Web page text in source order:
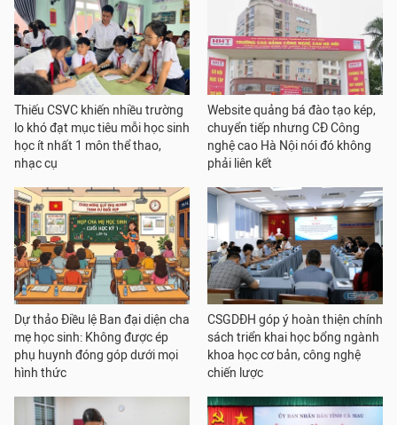
Thiếu CSVC khiến nhiều trường
lo khó đạt mục tiêu mỗi học sinh
học ít nhất 1 môn thể thao,
nhạc cụ
Website quảng bá đào tạo kép,
chuyển tiếp nhưng CĐ Công
nghệ cao Hà Nội nói đó không
phải liên kết
Dự thảo Điều lệ Ban đại diện cha
mẹ học sinh: Không được ép
phụ huynh đóng góp dưới mọi
hình thức
CSGDĐH góp ý hoàn thiện chính
sách triển khai học bổng ngành
khoa học cơ bản, công nghệ
chiến lược